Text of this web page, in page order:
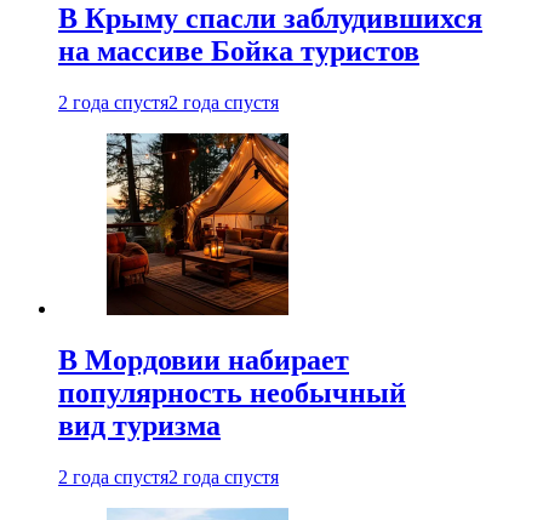
В Крыму спасли заблудившихся
на массиве Бойка туристов
2 года спустя2 года спустя
В Мордовии набирает
популярность необычный
вид туризма
2 года спустя2 года спустя